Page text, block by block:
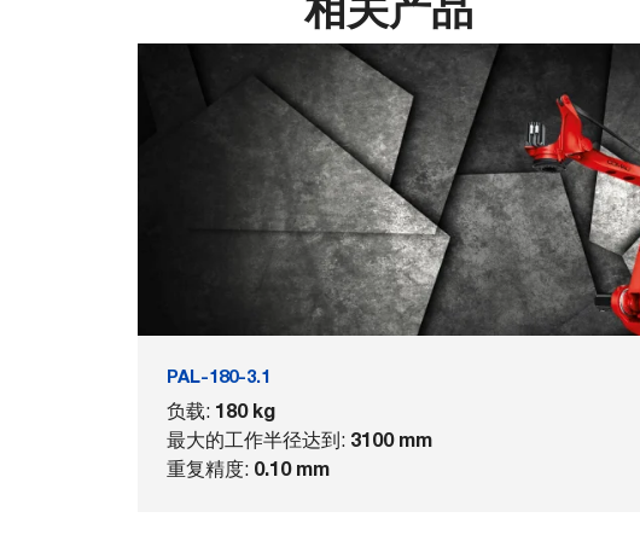
PAL-180-3.1
负载: 180 kg
最大的工作半径达到: 3100 mm
重复精度: 0.10 mm